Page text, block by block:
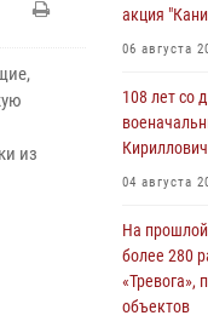
из
акция
06 августа
108 лет со
04 августа
На
более 280
«Тревога»,
объектов